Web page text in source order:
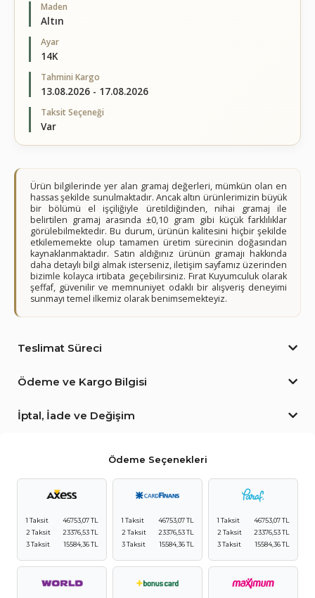
Maden
Altın
Ayar
14K
Tahmini Kargo
13.08.2026 - 17.08.2026
Taksit Seçeneği
Var
Ürün bilgilerinde yer alan gramaj değerleri, mümkün olan en
hassas şekilde sunulmaktadır. Ancak altın ürünlerimizin büyük
bir bölümü el işçiliğiyle üretildiğinden, nihai gramaj ile
belirtilen gramaj arasında ±0,10 gram gibi küçük farklılıklar
görülebilmektedir. Bu durum, ürünün kalitesini hiçbir şekilde
etkilememekte olup tamamen üretim sürecinin doğasından
kaynaklanmaktadır. Satın aldığınız ürünün gramajı hakkında
daha detaylı bilgi almak isterseniz, iletişim sayfamız üzerinden
bizimle kolayca irtibata geçebilirsiniz. Fırat Kuyumculuk olarak
şeffaf, güvenilir ve memnuniyet odaklı bir alışveriş deneyimi
sunmayı temel ilkemiz olarak benimsemekteyiz.
Teslimat Süreci
Ödeme ve Kargo Bilgisi
İptal, İade ve Değişim
Ödeme Seçenekleri
1 Taksit
46753,07 TL
2 Taksit
23376,53 TL
3 Taksit
15584,36 TL
1 Taksit
46753,07 TL
2 Taksit
23376,53 TL
3 Taksit
15584,36 TL
1 Taksit
46753,07 TL
2 Taksit
23376,53 TL
3 Taksit
15584,36 TL